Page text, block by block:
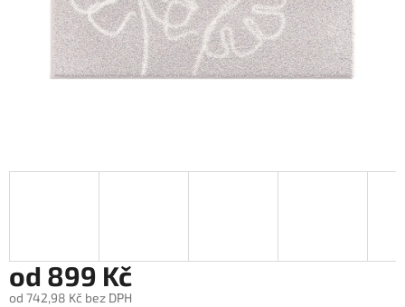
od 899 Kč
od 742,98 Kč bez DPH